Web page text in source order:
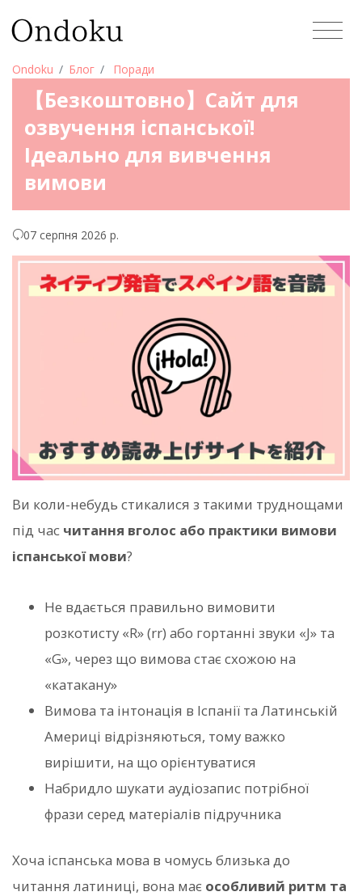
Ondoku Блог Поради
【Безкоштовно】Сайт для
озвучення іспанської!
Ідеально для вивчення
вимови
07 серпня 2026 р.
Ви коли-небудь стикалися з такими труднощами
під час читання вголос або практики вимови
іспанської мови?
Не вдається правильно вимовити
розкотисту «R» (rr) або гортанні звуки «J» та
«G», через що вимова стає схожою на
«катакану»
Вимова та інтонація в Іспанії та Латинській
Америці відрізняються, тому важко
вирішити, на що орієнтуватися
Набридло шукати аудіозапис потрібної
фрази серед матеріалів підручника
Хоча іспанська мова в чомусь близька до
читання латиниці, вона має особливий ритм та